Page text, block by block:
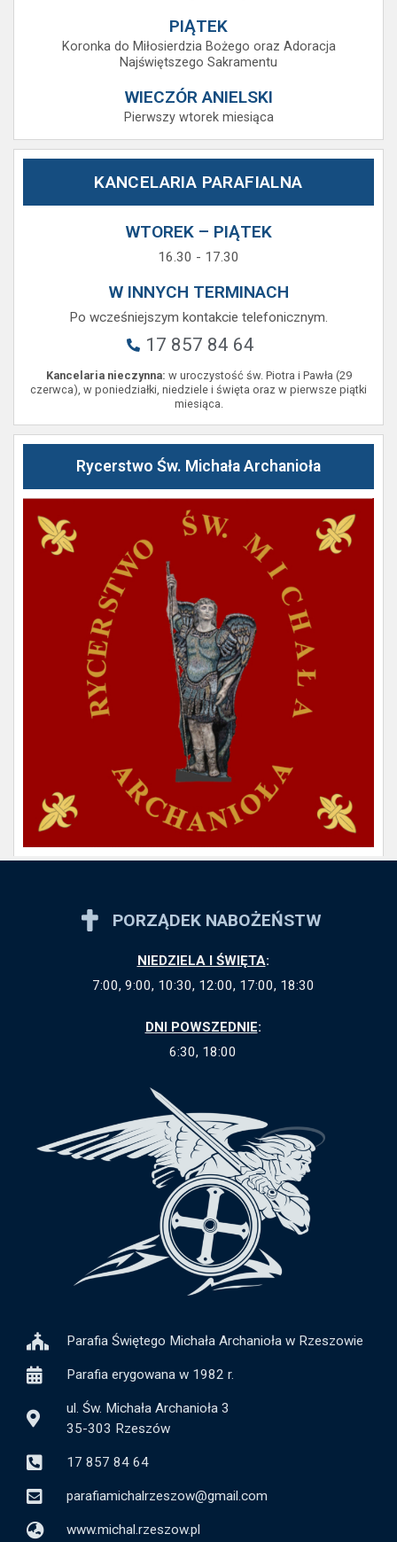
PIĄTEK
Koronka do Miłosierdzia Bożego oraz Adoracja
Najświętszego Sakramentu
WIECZÓR ANIELSKI
Pierwszy wtorek miesiąca
KANCELARIA PARAFIALNA
WTOREK – PIĄTEK
16.30 - 17.30
W INNYCH TERMINACH
Po wcześniejszym kontakcie telefonicznym.
17 857 84 64
Kancelaria nieczynna: w uroczystość św. Piotra i Pawła (29
czerwca), w poniedziałki, niedziele i święta oraz w pierwsze piątki
miesiąca.
Rycerstwo Św. Michała Archanioła
Parafia Świętego Michała Archanioła w Rzeszowie
Parafia erygowana w 1982 r.
ul. Św. Michała Archanioła 3
35-303 Rzeszów
17 857 84 64
parafiamichalrzeszow@gmail.com
www.michal.rzeszow.pl
PORZĄDEK NABOŻEŃSTW
NIEDZIELA I ŚWIĘTA:
7:00, 9:00, 10:30, 12:00, 17:00, 18:30
DNI POWSZEDNIE:
6:30, 18:00